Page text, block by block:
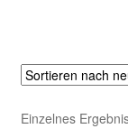
Einzelnes